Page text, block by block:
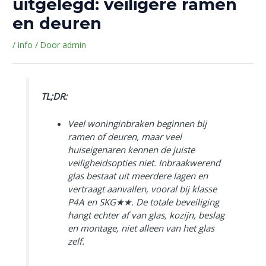
uitgelegd: veiligere ramen
en deuren
/info / Door admin
TL;DR:
Veel woninginbraken beginnen bij
ramen of deuren, maar veel
huiseigenaren kennen de juiste
veiligheidsopties niet. Inbraakwerend
glas bestaat uit meerdere lagen en
vertraagt aanvallen, vooral bij klasse
P4A en SKG★★. De totale beveiliging
hangt echter af van glas, kozijn, beslag
en montage, niet alleen van het glas
zelf.